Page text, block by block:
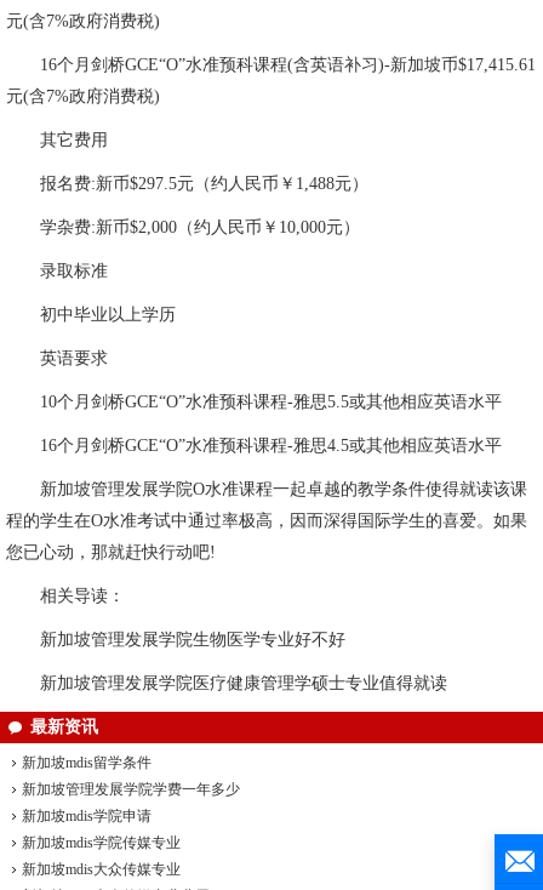
元(含7%政府消费税)
16个月剑桥GCE“O”水准预科课程(含英语补习)-新加坡币$17,415.61
元(含7%政府消费税)
其它费用
报名费:新币$297.5元（约人民币￥1,488元）
学杂费:新币$2,000（约人民币￥10,000元）
录取标准
初中毕业以上学历
英语要求
10个月剑桥GCE“O”水准预科课程-雅思5.5或其他相应英语水平
16个月剑桥GCE“O”水准预科课程-雅思4.5或其他相应英语水平
新加坡管理发展学院O水准课程一起卓越的教学条件使得就读该课
程的学生在O水准考试中通过率极高，因而深得国际学生的喜爱。如果
您已心动，那就赶快行动吧!
相关导读：
新加坡管理发展学院生物医学专业好不好
新加坡管理发展学院医疗健康管理学硕士专业值得就读
最新资讯
新加坡mdis留学条件
新加坡管理发展学院学费一年多少
新加坡mdis学院申请
新加坡mdis学院传媒专业
新加坡mdis大众传媒专业